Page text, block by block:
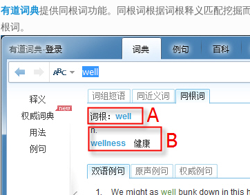
有道词典提供同根词功能。同根词根据词根释义匹配挖掘
根词。